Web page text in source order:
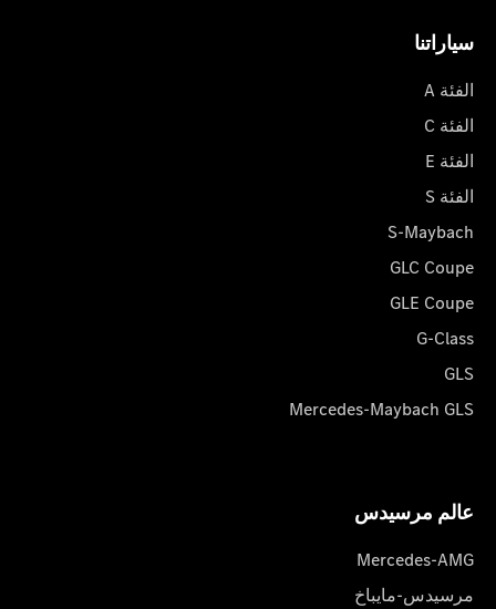
سياراتنا
الفئة A
الفئة C
الفئة E
الفئة S
S-Maybach
GLC Coupe
GLE Coupe
G-Class
GLS
Mercedes-Maybach GLS
عالم مرسیدس
Mercedes-AMG
مرسيدس-مايباخ